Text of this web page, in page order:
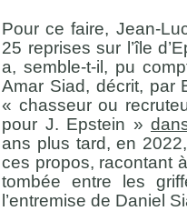
Pour ce faire, Jean-
25 reprises sur l’île
a, semble-t-il, pu
Amar Siad, décrit, par
« chasseur ou
pour J. Epstein »
ans plus tard, en
ces propos, racontant
tombée entre les
l’entremise de Daniel